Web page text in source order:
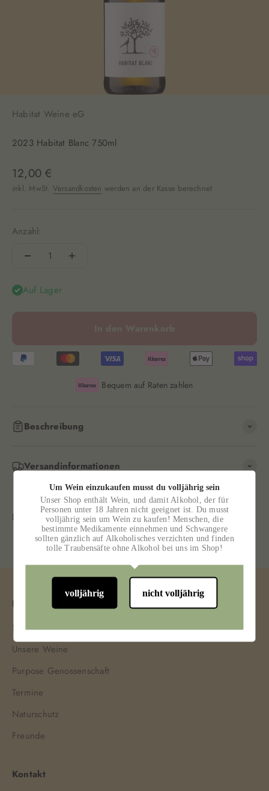
Habitat Weine eG
2023 Habitat Blanc 750ml
Angebot
12,00 €
inkl. MwSt. Versandkosten werden an der Kasse berechnet
Anzahl:
Auf Lager
Bequem auf Raten zahlen
Beschreibung
Versandinformationen
Hauptmenü
Shop
Unsere Weine
Purpose Genossenschaft
Termine
Naturschutz
Freunde
Kontakt
Bestellung widerrufen
Widerrufsformular
Um Wein einzukaufen musst du volljährig sein
Unser Shop enthält Wein, und damit Alkohol, der für
Personen unter 18 Jahren nicht geeignet ist. Du musst
volljährig sein um Wein zu kaufen! Menschen, die
bestimmte Medikamente einnehmen und Schwangere
sollten gänzlich auf Alkoholisches verzichten und finden
tolle Traubensäfte ohne Alkohol bei uns im Shop!
volljährig nicht volljährig